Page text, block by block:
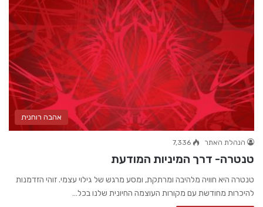
אהבה רוחנית
הנהלת האתר 7,336
טנטרה- דרך המיניות המודעת
טנטרה היא חוויה מלהיבה ומרתקת, ומסע מרגש של גילוי עצמי. זוהי הזדמנות
להיכרות מחודשת עם מקורות העוצמה החיונית שלנו בכל…